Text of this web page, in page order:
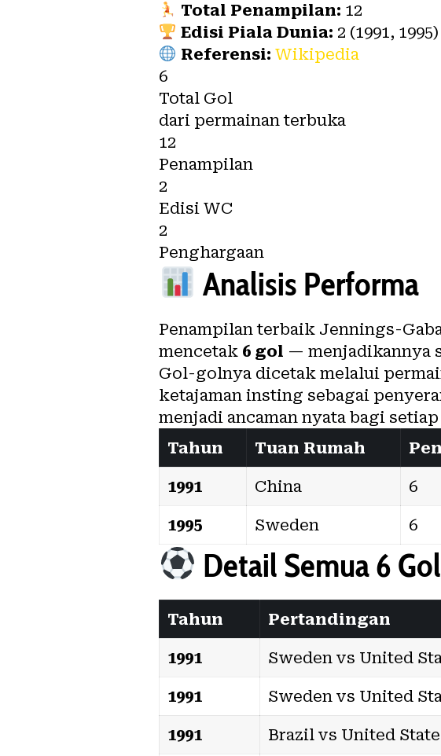
Total Penampilan: 12
Edisi Piala Dunia: 2 (1991, 1995)
Referensi: Wikipedia
6
Total Gol
dari permainan terbuka
12
Penampilan
2
Edisi WC
2
Penghargaan
Analisis Performa
Penampilan terbaik Jennings-
mencetak 6 gol — menjadikannya
Gol-golnya dicetak melalui
ketajaman insting sebagai
menjadi ancaman nyata bagi
Tahun
Tuan Rumah
1991 China 6
1995 Sweden 6
Detail Semua 6
Tahun Pertandingan
1991 Sweden vs United
1991 Sweden vs United
1991 Brazil vs United